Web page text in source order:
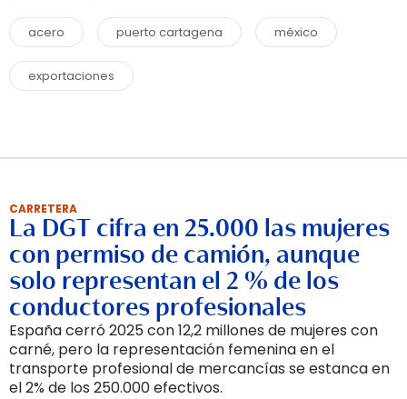
acero puerto cartagena méxico
exportaciones
CARRETERA
La DGT cifra en 25.000 las mujeres
con permiso de camión, aunque
solo representan el 2 % de los
conductores profesionales
España cerró 2025 con 12,2 millones de mujeres con
carné, pero la representación femenina en el
transporte profesional de mercancías se estanca en
el 2% de los 250.000 efectivos.